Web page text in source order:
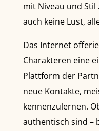
mit Niveau und Stil
auch keine Lust,
Das Internet
Charakteren eine
Plattform der
neue Kontakte,
kennenzulernen.
authentisch sind –